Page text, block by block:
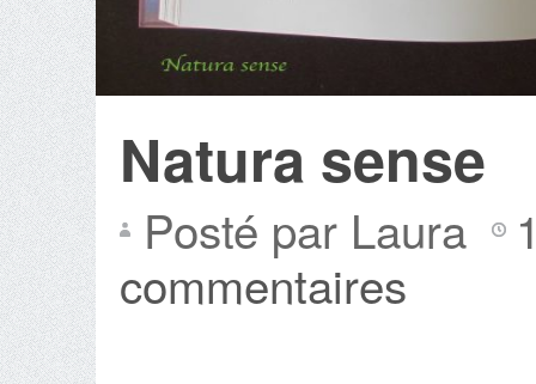
Natura sense
Posté par Laura
commentaires